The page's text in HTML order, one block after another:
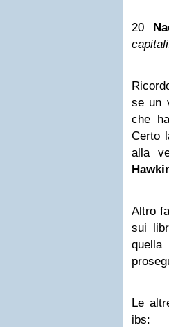
20
se un
che
Certo
alla
Altro
sui
Le
ibs: